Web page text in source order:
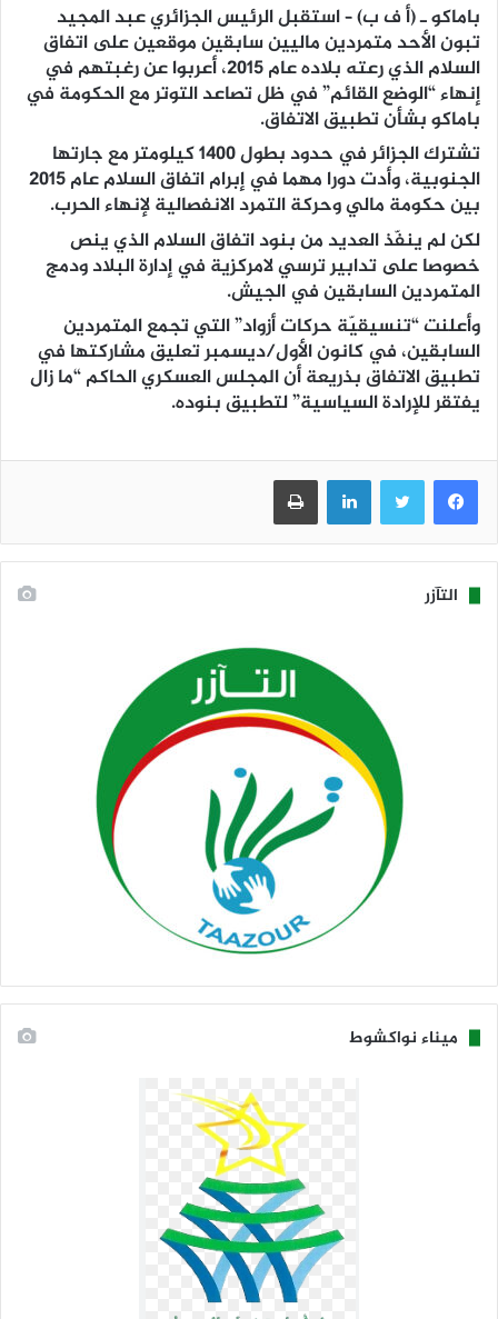
باماكو ـ (أ ف ب) – استقبل الرئيس الجزائري عبد المجيد
تبون الأحد متمردين ماليين سابقين موقعين على اتفاق
السلام الذي رعته بلاده عام 2015، أعربوا عن رغبتهم في
إنهاء “الوضع القائم” في ظل تصاعد التوتر مع الحكومة في
باماكو بشأن تطبيق الاتفاق.
تشترك الجزائر في حدود بطول 1400 كيلومتر مع جارتها
الجنوبية، وأدت دورا مهما في إبرام اتفاق السلام عام 2015
بين حكومة مالي وحركة التمرد الانفصالية لإنهاء الحرب.
لكن لم ينفّذ العديد من بنود اتفاق السلام الذي ينص
خصوصا على تدابير ترسي لامركزية في إدارة البلاد ودمج
المتمردين السابقين في الجيش.
وأعلنت “تنسيقيّة حركات أزواد” التي تجمع المتمردين
السابقين، في كانون الأول/ديسمبر تعليق مشاركتها في
تطبيق الاتفاق بذريعة أن المجلس العسكري الحاكم “ما زال
يفتقر للإرادة السياسية” لتطبيق بنوده.
فيسبوك تويتر لينكدإن طباعة
التآزر
ميناء نواكشوط